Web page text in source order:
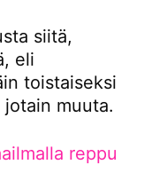
siitä,
eli
toistaiseksi
muuta.
reppu